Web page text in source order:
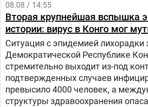
08.08 / 14:55
Вторая крупнейшая вспышка
истории: вирус в Конго мог
Ситуация с эпидемией лихорадки
Демократической Республике
стремительно выходит из-под
подтвержденных случаев
превысило 4000 человек, а
структуры здравоохранения